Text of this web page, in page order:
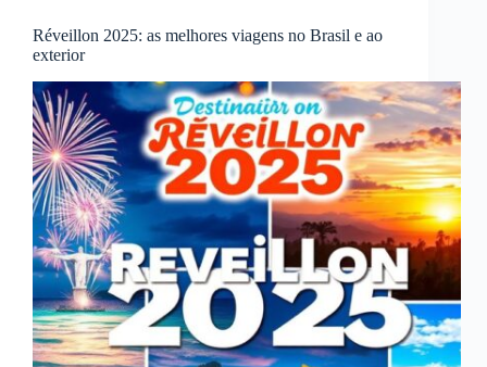
Réveillon 2025: as melhores viagens no Brasil e ao
exterior